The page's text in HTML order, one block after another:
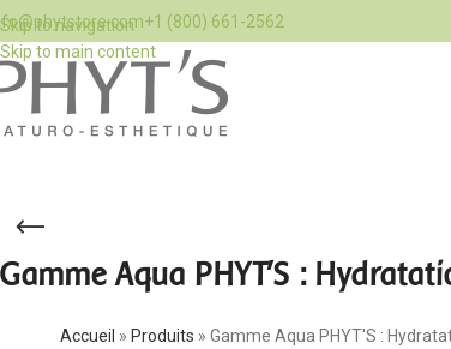
Skip to navigation
Skip to main content
+1 (800) 661-2562
Gamme Aqua PHYT'S :
Accueil » Produits » Gamme Aqua PHYT'S :